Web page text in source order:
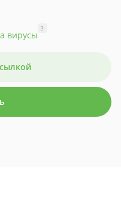
вирусы
?